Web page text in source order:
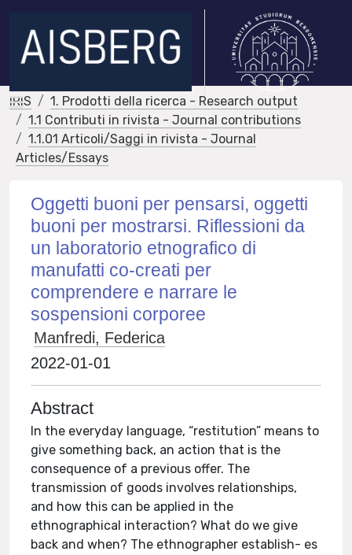
IRIS
1. Prodotti della ricerca - Research output
1.1 Contributi in rivista - Journal contributions
1.1.01 Articoli/Saggi in rivista - Journal
Articles/Essays
Oggetti buoni per pensarsi, oggetti
buoni per mostrarsi. Riflessioni da
un laboratorio etnografico di
manufatti co-creati per
comprendere e narrare le
sospensioni corporee
Manfredi, Federica
2022-01-01
Abstract
In the everyday language, “restitution” means to
give something back, an action that is the
consequence of a previous offer. The
transmission of goods involves relationships,
and how this can be applied in the
ethnographical interaction? What do we give
back and when? The ethnographer establish- es